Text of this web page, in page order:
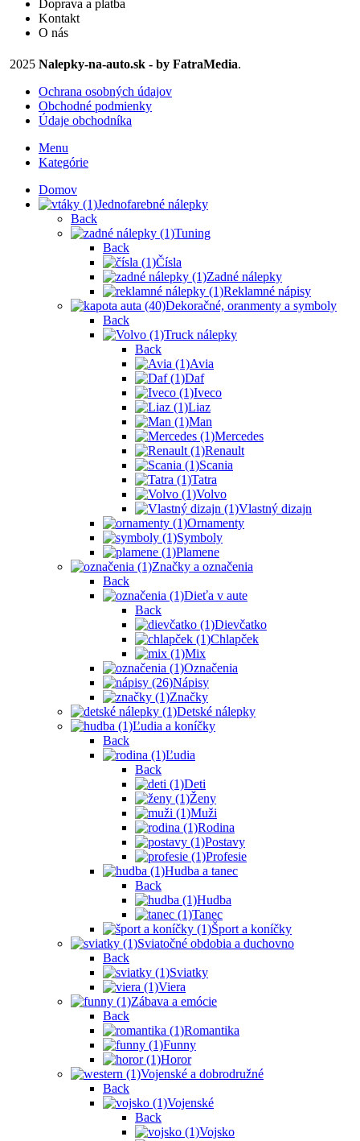
Doprava a platba
Kontakt
O nás
2025 Nalepky-na-auto.sk - by FatraMedia.
Ochrana osobných údajov
Obchodné podmienky
Údaje obchodníka
Menu
Kategórie
Domov
Jednofarebné nálepky
Back
Tuning
Back
Čísla
Zadné nálepky
Reklamné nápisy
Dekoračné, oranmenty a symboly
Back
Truck nálepky
Back
Avia
Daf
Iveco
Liaz
Man
Mercedes
Renault
Scania
Tatra
Volvo
Vlastný dizajn
Ornamenty
Symboly
Plamene
Značky a označenia
Back
Dieťa v aute
Back
Dievčatko
Chlapček
Mix
Označenia
Nápisy
Značky
Detské nálepky
Ľudia a koníčky
Back
Ľudia
Back
Deti
Ženy
Muži
Rodina
Postavy
Profesie
Hudba a tanec
Back
Hudba
Tanec
Šport a koníčky
Sviatočné obdobia a duchovno
Back
Sviatky
Viera
Zábava a emócie
Back
Romantika
Funny
Horor
Vojenské a dobrodružné
Back
Vojenské
Back
Vojsko